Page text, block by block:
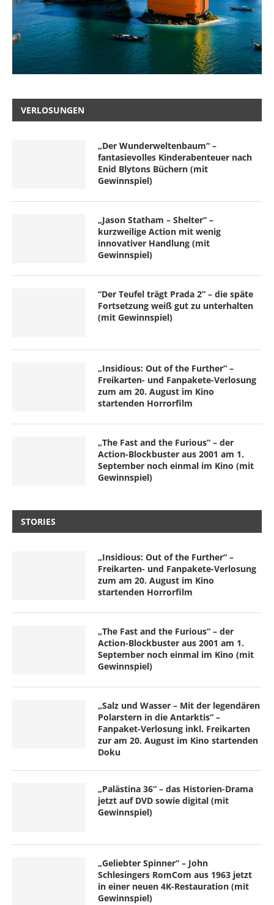
VERLOSUNGEN
„Der Wunderweltenbaum“ –
fantasievolles Kinderabenteuer nach
Enid Blytons Büchern (mit
Gewinnspiel)
„Jason Statham – Shelter“ –
kurzweilige Action mit wenig
innovativer Handlung (mit
Gewinnspiel)
“Der Teufel trägt Prada 2” – die späte
Fortsetzung weiß gut zu unterhalten
(mit Gewinnspiel)
„Insidious: Out of the Further“ –
Freikarten- und Fanpakete-Verlosung
zum am 20. August im Kino
startenden Horrorfilm
„The Fast and the Furious“ – der
Action-Blockbuster aus 2001 am 1.
September noch einmal im Kino (mit
Gewinnspiel)
STORIES
„Insidious: Out of the Further“ –
Freikarten- und Fanpakete-Verlosung
zum am 20. August im Kino
startenden Horrorfilm
„The Fast and the Furious“ – der
Action-Blockbuster aus 2001 am 1.
September noch einmal im Kino (mit
Gewinnspiel)
„Salz und Wasser – Mit der legendären
Polarstern in die Antarktis“ –
Fanpaket-Verlosung inkl. Freikarten
zur am 20. August im Kino startenden
Doku
„Palästina 36“ – das Historien-Drama
jetzt auf DVD sowie digital (mit
Gewinnspiel)
„Geliebter Spinner“ – John
Schlesingers RomCom aus 1963 jetzt
in einer neuen 4K-Restauration (mit
Gewinnspiel)